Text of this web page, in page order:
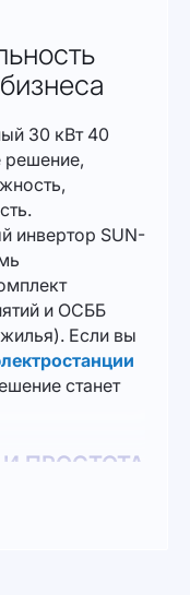
30 кВт 40
решение,
инвертор SUN-
и ОСББ
Если вы
станет
ПРОСТОТА